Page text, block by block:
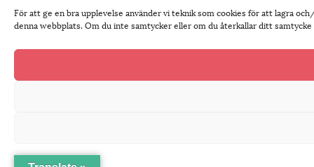
För att ge en bra upplevelse använder vi teknik som cookies för att lagra
denna webbplats. Om du inte samtycker eller om du återkallar ditt